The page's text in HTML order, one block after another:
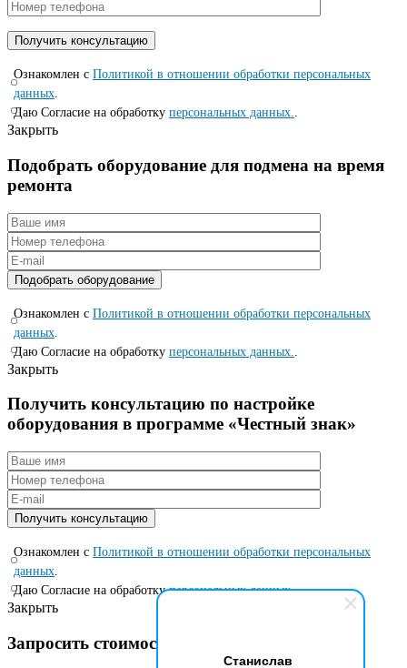
Станислав
Ознакомлен с Политикой в отношении обработки персональных
данных.
Даю Согласие на обработку персональных данных..
Закрыть
Подобрать оборудование для подмена на время
ремонта
Ознакомлен с Политикой в отношении обработки персональных
данных
Даю Согласие на обработку персональных данных.
Закрыть
Получить консультацию по настройке
оборудования в программе «Честный знак»
Ознакомлен с Политикой в отношении обработки персональных
данных.
Даю Согласие на обработкуперсональных данных..
Закрыть
Запросить стоимость по специальной цене